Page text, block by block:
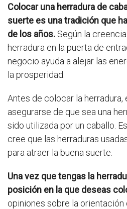
Colocar una herradura de
suerte es una tradición que
de los años. Según la
herradura en la puerta de
negocio ayuda a alejar las
la prosperidad.
Antes de colocar la herradura,
asegurarse de que sea una
sido utilizada por un caballo.
cree que las herraduras
para atraer la buena suerte.
Una vez que tengas la
posición en la que deseas
opiniones sobre la orientación